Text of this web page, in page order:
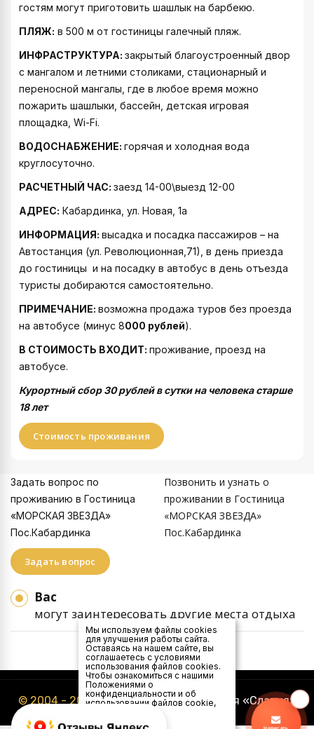
гостям могут приготовить шашлык на барбекю.
ПЛЯЖ: в 500 м от гостиницы галечный пляж.
ИНФРАСТРУКТУРА: закрытый благоустроенный двор
с мангалом и летними столиками, стационарный и
переносной мангалы, где в любое время можно
пожарить шашлыки, бассейн, детская игровая
площадка, Wi-Fi.
ВОДОСНАБЖЕНИЕ: горячая и холодная вода
круглосуточно.
РАСЧЕТНЫЙ ЧАС: заезд 14-00\выезд 12-00
АДРЕС: Кабардинка, ул. Новая, 1а
ИНФОРМАЦИЯ: высадка и посадка пассажиров – на
Автостанция (ул. Революционная,71), в день приезда
до гостиницы и на посадку в автобус в день отъезда
туристы добираются самостоятельно.
ПРИМЕЧАНИЕ: возможна продажа туров без проезда
на автобусе (минус 8000 рублей).
В СТОИМОСТЬ ВХОДИТ: проживание, проезд на
автобусе.
Курортный сбор 30 рублей в сутки на человека старше
18 лет
Стоимость проживания
Задать вопрос по
проживанию в Гостиница
«МОРСКАЯ ЗВЕЗДА»
Пос.Кабардинка
Задать вопрос
Позвонить и узнать о
проживании в Гостиница
«МОРСКАЯ ЗВЕЗДА»
Пос.Кабардинка
Вас
могут заинтересовать другие места отдыха
© 2004 - 2026 Туристическая компания «Славия»
Мы используем файлы cookies
для улучшения работы сайта.
Оставаясь на нашем сайте, вы
соглашаетесь с условиями
использования файлов cookies.
Чтобы ознакомиться с нашими
Положениями о
конфиденциальности и об
использовании файлов cookie,
Я